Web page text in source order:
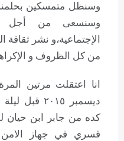
وسنظل متمسكين
وسنسعى من أجل
الإجتماعية،و نشر ثقافة
من كل الظروف و
ديسمبر ٢٠١٥
قسري في جهاز الامن